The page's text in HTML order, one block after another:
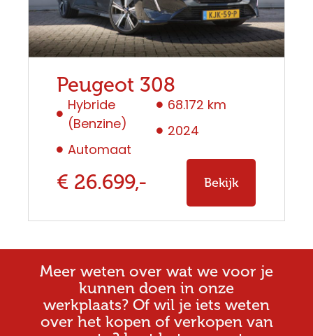
Peugeot 308
Hybride
(Benzine)
Automaat
68.172 km
2024
€ 26.699,- Bekijk
Meer weten over wat we voor je
kunnen doen in onze
werkplaats? Of wil je iets weten
over het kopen of verkopen van